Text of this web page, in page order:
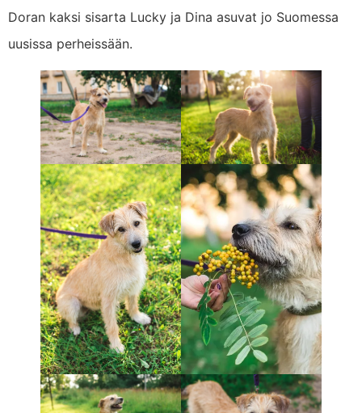
Doran kaksi sisarta Lucky ja Dina asuvat jo Suomessa
uusissa perheissään.